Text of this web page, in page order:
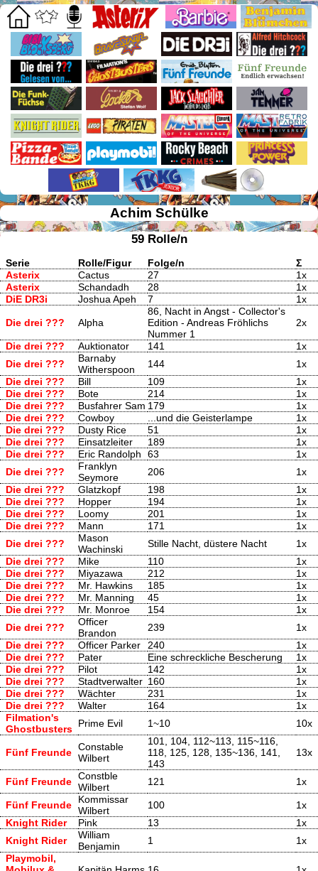
Achim Schülke
59 Rolle/n
Serie Rolle/Figur Folge/n
Σ
Asterix
Cactus 27
1x
Asterix
Schandadh 28
1x
DiE DR3i
Joshua Apeh 7 1x
Die drei ??? Alpha
86, Nacht in Angst - Collector's
Edition - Andreas Fröhlichs
Nummer 1
2x
Die drei ??? Auktionator 141
1x
Die drei ???
Barnaby
Witherspoon
144
1x
Die drei ???
Bill 109
1x
Die drei ???
Bote 214
1x
Die drei ???
Busfahrer Sam 179
1x
Die drei ???
Cowboy ...und die Geisterlampe
1x
Die drei ???
Dusty Rice 51
1x
Die drei ???
Einsatzleiter 189
1x
Die drei ???
Eric Randolph 63
1x
Die drei ???
Franklyn
Seymore
206
1x
Die drei ???
Glatzkopf 198
1x
Die drei ???
Hopper 194
1x
Die drei ???
Loomy 201
1x
Die drei ???
Mann 171
1x
Die drei ???
Mason
Wachinski
Stille Nacht, düstere Nacht
1x
Die drei ???
Mike 110
1x
Die drei ???
Miyazawa 212
1x
Die drei ???
Mr. Hawkins 185
1x
Die drei ???
Mr. Manning 45
1x
Die drei ???
Mr. Monroe 154
1x
Die drei ???
Officer
Brandon
239
1x
Die drei ???
Officer Parker 240
1x
Die drei ???
Pater Eine schreckliche Bescherung
1x
Die drei ???
Pilot 142
1x
Die drei ???
Stadtverwalter 160
1x
Die drei ???
Wächter 231
1x
Die drei ???
Walter 164
1x
Filmation's
Ghostbusters Prime Evil 1~10 10x
Fünf Freunde Constable
Wilbert
101, 104, 112~113, 115~116,
118, 125, 128, 135~136, 141,
143
13x
Fünf Freunde Constble
Wilbert
121 1x
Fünf Freunde
Kommissar
Wilbert
100
1x
Knight Rider
Pink 13
1x
Knight Rider
William
Benjamin
1
1x
Playmobil,